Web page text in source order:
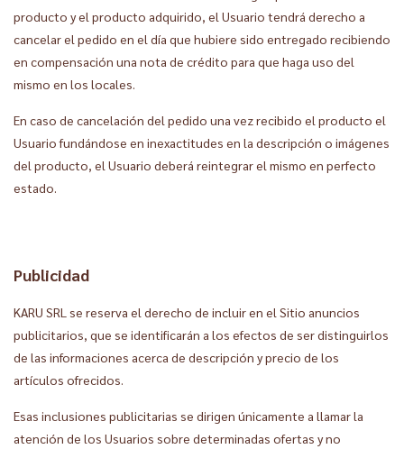
producto y el producto adquirido, el Usuario tendrá derecho a
cancelar el pedido en el día que hubiere sido entregado recibiendo
en compensación una nota de crédito para que haga uso del
mismo en los locales.
En caso de cancelación del pedido una vez recibido el producto el
Usuario fundándose en inexactitudes en la descripción o imágenes
del producto, el Usuario deberá reintegrar el mismo en perfecto
estado.
Publicidad
KARU SRL se reserva el derecho de incluir en el Sitio anuncios
publicitarios, que se identificarán a los efectos de ser distinguirlos
de las informaciones acerca de descripción y precio de los
artículos ofrecidos.
Esas inclusiones publicitarias se dirigen únicamente a llamar la
atención de los Usuarios sobre determinadas ofertas y no